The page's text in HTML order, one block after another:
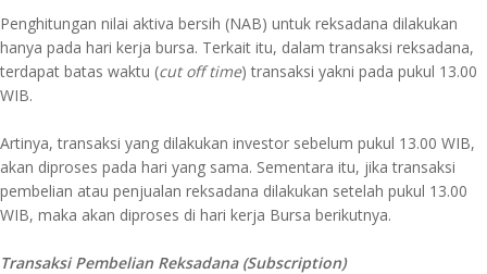
Penghitungan nilai aktiva bersih (NAB) untuk reksadana dilakukan
hanya pada hari kerja bursa. Terkait itu, dalam transaksi reksadana,
terdapat batas waktu (cut off time) transaksi yakni pada pukul 13.00
WIB.
Artinya, transaksi yang dilakukan investor sebelum pukul 13.00 WIB,
akan diproses pada hari yang sama. Sementara itu, jika transaksi
pembelian atau penjualan reksadana dilakukan setelah pukul 13.00
WIB, maka akan diproses di hari kerja Bursa berikutnya.
Transaksi Pembelian Reksadana (Subscription)